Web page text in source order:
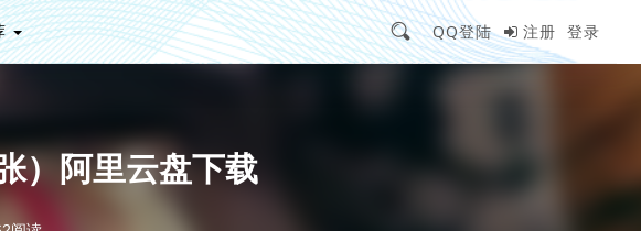
QQ登陆 注册 登录
）阿里云盘下载